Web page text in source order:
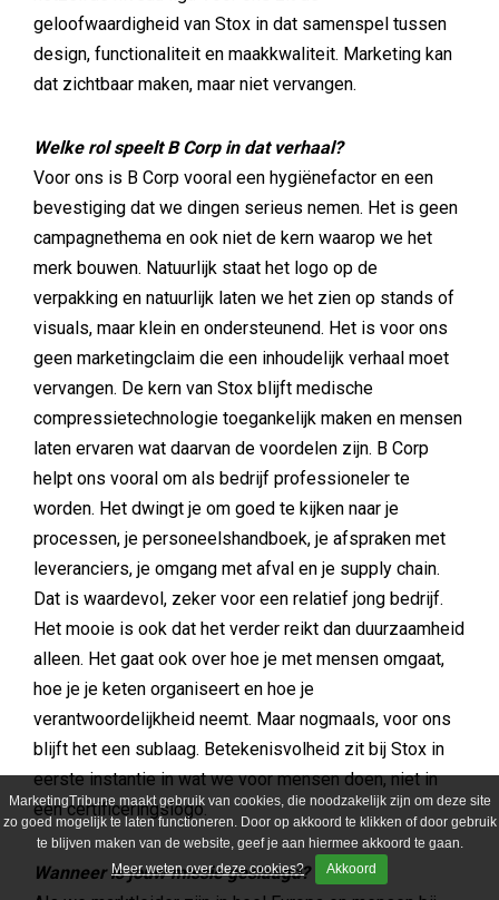
MarketingTribune maakt gebruik van cookies, die noodzakelijk zijn om deze site
zo goed mogelijk te laten functioneren. Door op akkoord te klikken of door gebruik
te blijven maken van de website, geef je aan hiermee akkoord te gaan.
Meer weten over deze cookies?
Akkoord
geloofwaardigheid van Stox in dat samenspel tussen
design, functionaliteit en maakkwaliteit. Marketing kan
dat zichtbaar maken, maar niet vervangen.
Welke rol speelt B Corp in dat verhaal?
Voor ons is B Corp vooral een hygiënefactor en een
bevestiging dat we dingen serieus nemen. Het is geen
campagnethema en ook niet de kern waarop we het
merk bouwen. Natuurlijk staat het logo op de
verpakking en natuurlijk laten we het zien op stands of
visuals, maar klein en ondersteunend. Het is voor ons
geen marketingclaim die een inhoudelijk verhaal moet
vervangen. De kern van Stox blijft medische
compressietechnologie toegankelijk maken en mensen
laten ervaren wat daarvan de voordelen zijn. B Corp
helpt ons vooral om als bedrijf professioneler te
worden. Het dwingt je om goed te kijken naar je
processen, je personeelshandboek, je afspraken met
leveranciers, je omgang met afval en je supply chain.
Dat is waardevol, zeker voor een relatief jong bedrijf.
Het mooie is ook dat het verder reikt dan duurzaamheid
alleen. Het gaat ook over hoe je met mensen omgaat,
hoe je je keten organiseert en hoe je
verantwoordelijkheid neemt. Maar nogmaals, voor ons
blijft het een sublaag. Betekenisvolheid zit bij Stox in
eerste instantie in wat we voor mensen doen, niet in
een certificeringslogo.
Wanneer is jouw missie geslaagd?